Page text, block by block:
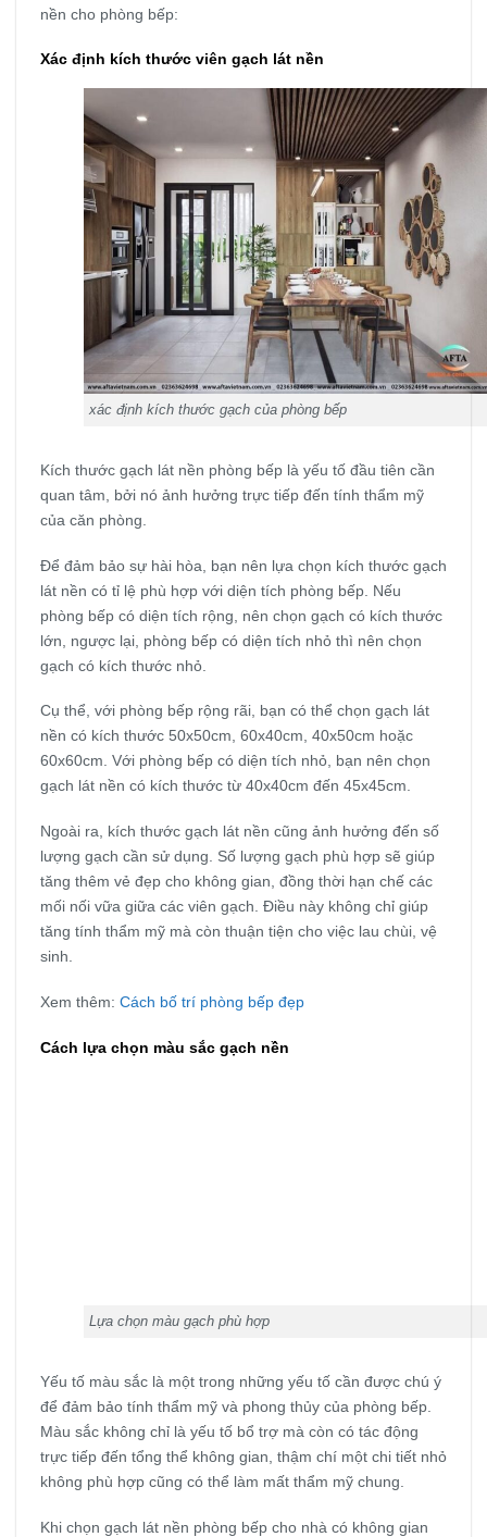
nền cho phòng bếp:
Xác định kích thước viên gạch lát nền
xác định kích thước gạch của phòng bếp
Kích thước gạch lát nền phòng bếp là yếu tố đầu tiên cần
quan tâm, bởi nó ảnh hưởng trực tiếp đến tính thẩm mỹ
của căn phòng.
Để đảm bảo sự hài hòa, bạn nên lựa chọn kích thước gạch
lát nền có tỉ lệ phù hợp với diện tích phòng bếp. Nếu
phòng bếp có diện tích rộng, nên chọn gạch có kích thước
lớn, ngược lại, phòng bếp có diện tích nhỏ thì nên chọn
gạch có kích thước nhỏ.
Cụ thể, với phòng bếp rộng rãi, bạn có thể chọn gạch lát
nền có kích thước 50x50cm, 60x40cm, 40x50cm hoặc
60x60cm. Với phòng bếp có diện tích nhỏ, bạn nên chọn
gạch lát nền có kích thước từ 40x40cm đến 45x45cm.
Ngoài ra, kích thước gạch lát nền cũng ảnh hưởng đến số
lượng gạch cần sử dụng. Số lượng gạch phù hợp sẽ giúp
tăng thêm vẻ đẹp cho không gian, đồng thời hạn chế các
mối nối vữa giữa các viên gạch. Điều này không chỉ giúp
tăng tính thẩm mỹ mà còn thuận tiện cho việc lau chùi, vệ
sinh.
Xem thêm: Cách bố trí phòng bếp đẹp
Cách lựa chọn màu sắc gạch nền
Lựa chọn màu gạch phù hợp
Yếu tố màu sắc là một trong những yếu tố cần được chú ý
để đảm bảo tính thẩm mỹ và phong thủy của phòng bếp.
Màu sắc không chỉ là yếu tố bổ trợ mà còn có tác động
trực tiếp đến tổng thể không gian, thậm chí một chi tiết nhỏ
không phù hợp cũng có thể làm mất thẩm mỹ chung.
Khi chọn gạch lát nền phòng bếp cho nhà có không gian